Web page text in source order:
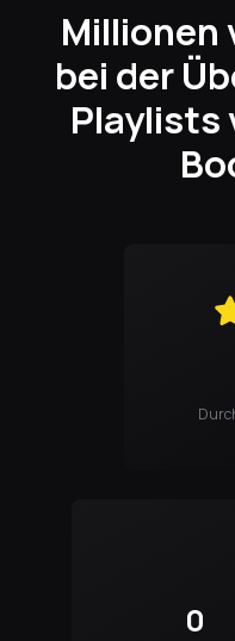
Millionen
bei der
Playlists
0